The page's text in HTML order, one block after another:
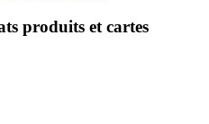
produits et cartes